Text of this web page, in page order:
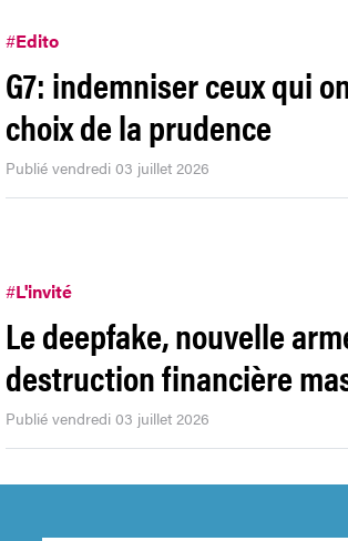
#Edito
G7: indemniser ceux qui
choix de la prudence
Publié vendredi 03 juillet 2026
#L'invité
Le deepfake, nouvelle
destruction financière
Publié vendredi 03 juillet 2026